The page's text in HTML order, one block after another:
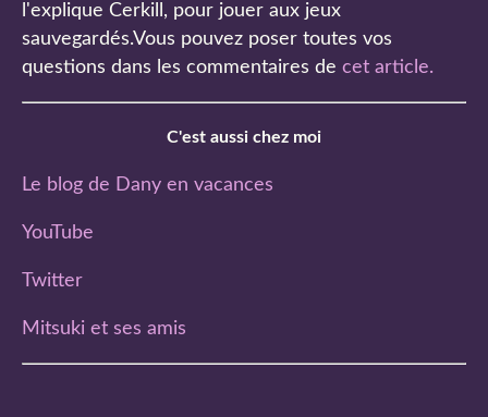
l'explique Cerkill, pour jouer aux jeux
sauvegardés.Vous pouvez poser toutes vos
questions dans les commentaires de cet article.
C'est aussi chez moi
Le blog de Dany en vacances
YouTube
Twitter
Mitsuki et ses amis